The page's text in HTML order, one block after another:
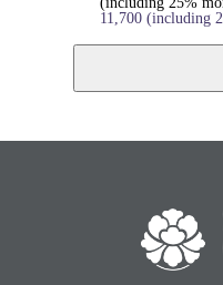
11,700 (including